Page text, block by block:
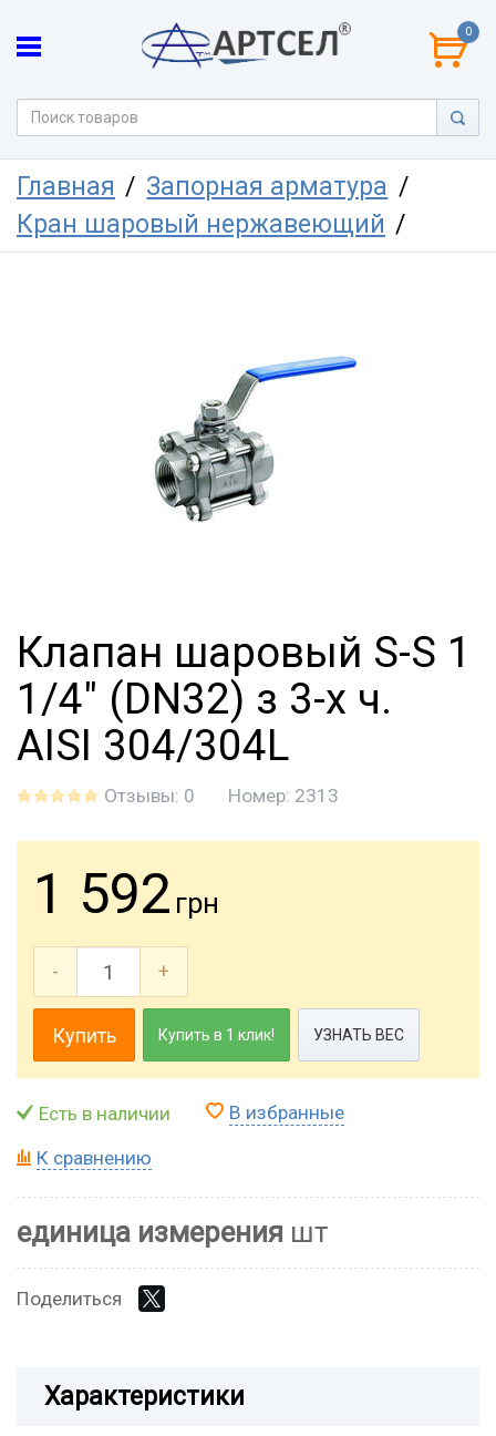
0
Главная
Запорная арматура
Кран шаровый нержавеющий
Клапан шаровый S-S 1
1/4" (DN32) з 3-х ч.
AISI 304/304L
Отзывы: 0 Номер: 2313
1 592 грн
- +
Купить Купить в 1 клик! УЗНАТЬ ВЕС
Есть в наличии В избранные
К сравнению
единица измерения шт
Поделиться
Характеристики